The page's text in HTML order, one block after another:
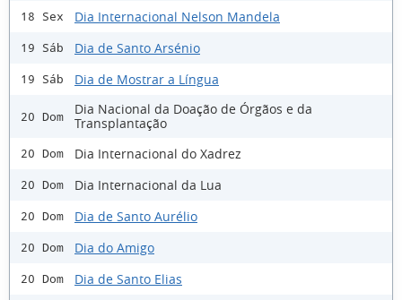
18 Sex Dia Internacional Nelson Mandela
19 Sáb Dia de Santo Arsénio
19 Sáb Dia de Mostrar a Língua
20 Dom
Dia Nacional da Doação de Órgãos e da
Transplantação
20 Dom Dia Internacional do Xadrez
20 Dom Dia Internacional da Lua
20 Dom Dia de Santo Aurélio
20 Dom Dia do Amigo
20 Dom Dia de Santo Elias